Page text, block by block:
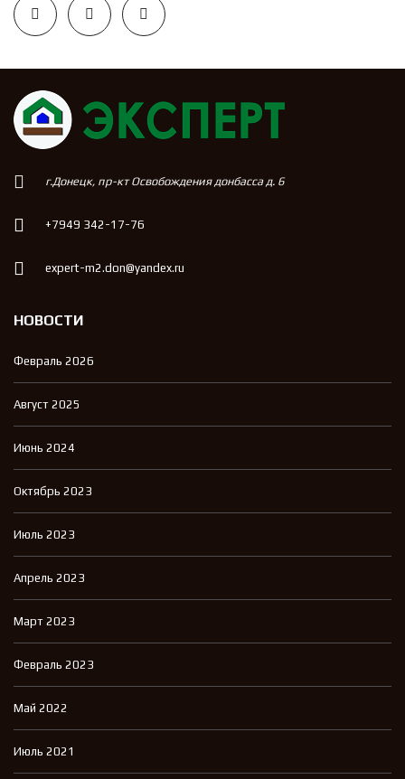
г.Донецк, пр-кт Освобождения донбасса д. 6
+7949 342-17-76
expert-m2.don@yandex.ru
НОВОСТИ
Февраль 2026
Август 2025
Июнь 2024
Октябрь 2023
Июль 2023
Апрель 2023
Март 2023
Февраль 2023
Май 2022
Июль 2021